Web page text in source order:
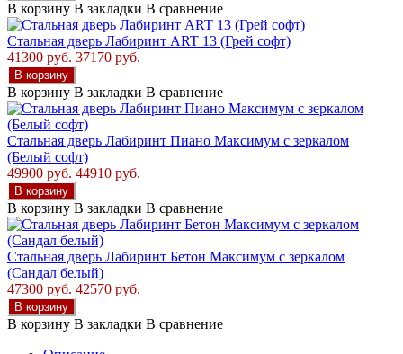
В корзину В закладки В сравнение
Стальная дверь Лабиринт ART 13 (Грей софт)
41300 руб. 37170 руб.
В корзину
В корзину В закладки В сравнение
Стальная дверь Лабиринт Пиано Максимум с зеркалом
(Белый софт)
49900 руб. 44910 руб.
В корзину
В корзину В закладки В сравнение
Стальная дверь Лабиринт Бетон Максимум с зеркалом
(Сандал белый)
47300 руб. 42570 руб.
В корзину
В корзину В закладки В сравнение